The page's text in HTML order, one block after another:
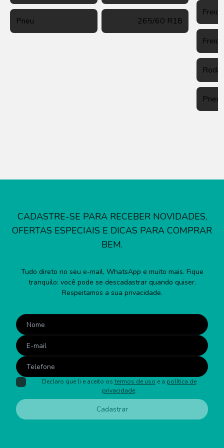
Pneu 265/60 R18
Freio
Freio
Roda
Pneu
CADASTRE-SE PARA RECEBER NOVIDADES,
OFERTAS ESPECIAIS E DICAS PARA COMPRAR
BEM.
Tudo direto no seu e-mail, WhatsApp e muito mais. Fique
tranquilo: você pode se descadastrar quando quiser.
Respeitamos a sua privacidade.
Declaro que li e aceito os termos de uso e a política de
privacidade.
Cadastrar